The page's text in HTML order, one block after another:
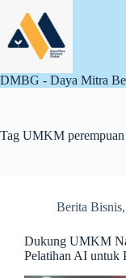
content
DMBG - Daya Mitra
Tag UMKM perempuan
Berita Bisnis,
Dukung UMKM
Pelatihan AI untuk